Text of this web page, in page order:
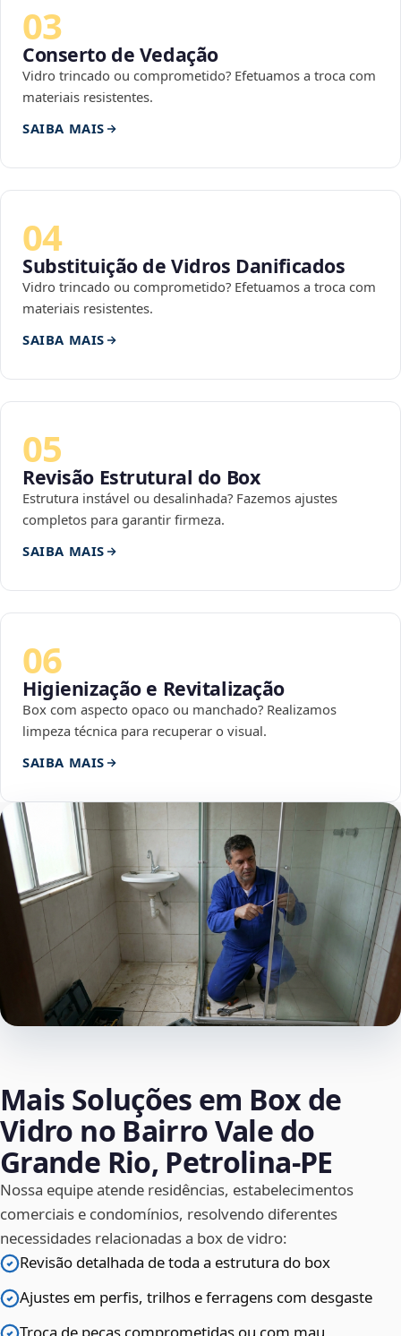
03
Conserto de Vedação
Vidro trincado ou comprometido? Efetuamos a troca com
materiais resistentes.
SAIBA MAIS
04
Substituição de Vidros Danificados
Vidro trincado ou comprometido? Efetuamos a troca com
materiais resistentes.
SAIBA MAIS
05
Revisão Estrutural do Box
Estrutura instável ou desalinhada? Fazemos ajustes
completos para garantir firmeza.
SAIBA MAIS
06
Higienização e Revitalização
Box com aspecto opaco ou manchado? Realizamos
limpeza técnica para recuperar o visual.
SAIBA MAIS
Mais Soluções em Box de
Vidro no Bairro Vale do
Grande Rio, Petrolina‑PE
Nossa equipe atende residências, estabelecimentos
comerciais e condomínios, resolvendo diferentes
necessidades relacionadas a box de vidro:
Revisão detalhada de toda a estrutura do box
Ajustes em perfis, trilhos e ferragens com desgaste